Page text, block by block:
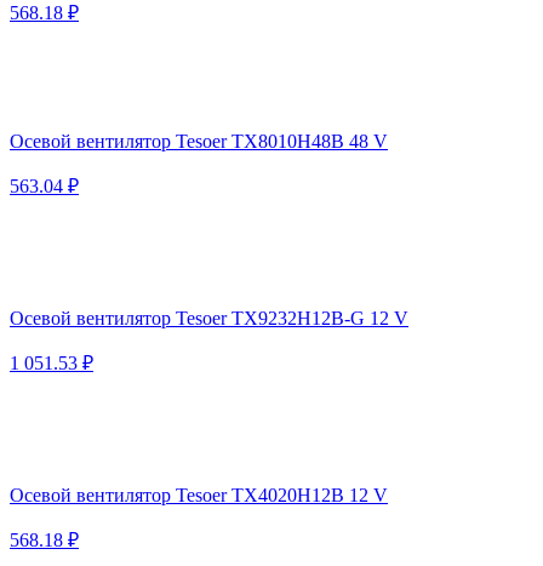
568.18 ₽
Осевой вентилятор Tesoer TX8010H48B 48 V
563.04 ₽
Осевой вентилятор Tesoer TX9232H12B-G 12 V
1 051.53 ₽
Осевой вентилятор Tesoer TX4020H12B 12 V
568.18 ₽